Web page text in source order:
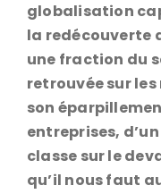
globalisation
la redécouverte
une fraction du
retrouvée sur
son
entreprises,
classe sur le
qu’il nous faut